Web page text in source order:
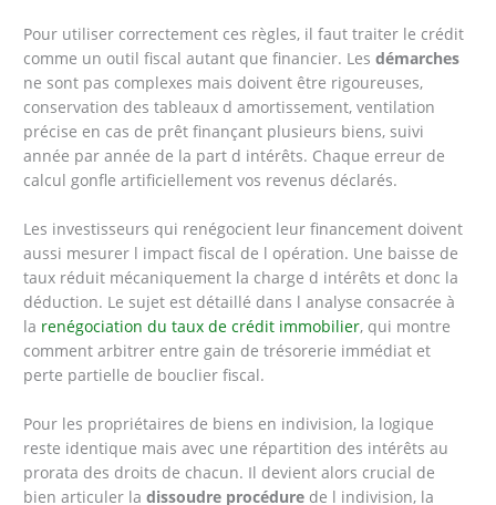
Pour utiliser correctement ces règles, il faut traiter le crédit
comme un outil fiscal autant que financier. Lesdémarches
ne sont pas complexes mais doivent être rigoureuses,
conservation des tableaux d amortissement, ventilation
précise en cas de prêt finançant plusieurs biens, suivi
année par année de la part d intérêts. Chaque erreur de
calcul gonfle artificiellement vos revenus déclarés.
Les investisseurs qui renégocient leur financement doivent
aussi mesurer l impact fiscal de l opération. Une baisse de
taux réduit mécaniquement la charge d intérêts et donc la
déduction. Le sujet est détaillé dans l analyse consacrée à
la renégociation du taux de crédit immobilier, qui montre
comment arbitrer entre gain de trésorerie immédiat et
perte partielle de bouclier fiscal.
Pour les propriétaires de biens en indivision, la logique
reste identique mais avec une répartition des intérêts au
prorata des droits de chacun. Il devient alors crucial de
bien articuler ladissoudre procédure de l indivision, la